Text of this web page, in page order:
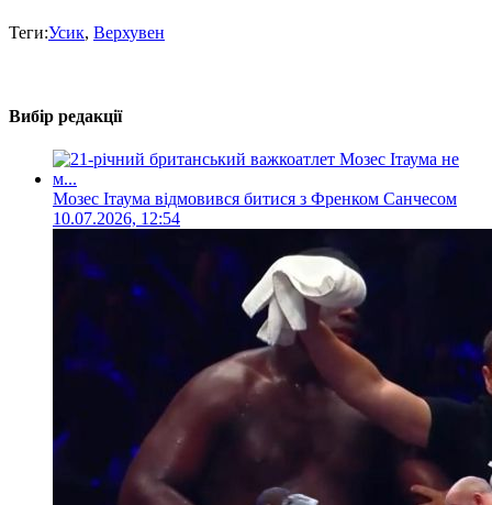
Теги:Усик, Верхувен
Вибір редакції
Мозес Ітаума відмовився битися з Френком Санчесом
10.07.2026, 12:54